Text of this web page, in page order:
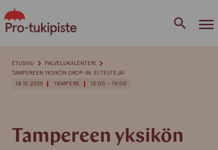
to
content
18.12.2025 TAMPERE 15:00 - 19:00
Tampereen yksikön
ETUSIVU
PALVELUKALENTERI
TAMPEREEN YKSIKÖN DROP-IN. EI TESTEJÄ!